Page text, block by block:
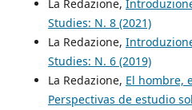
La Redazione,
Studies: N. 8 (2021)
La Redazione,
Studies: N. 6 (2019)
La Redazione, El hombre,
Perspectivas de estudio